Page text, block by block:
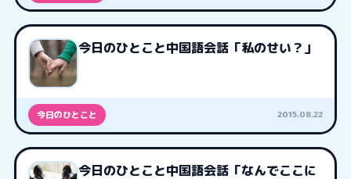
今日のひとこと中国語会話「私のせい？」
今日のひとこと 2015.08.22
今日のひとこと中国語会話「なんでここに